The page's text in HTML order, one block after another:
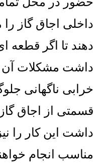
داخلی اجاق گاز
دهند تا اگر قطعه
داشت مشکلات آن
خرابی ناگهانی
قسمتی از اجاق
داشت این کار را
مناسب انجام